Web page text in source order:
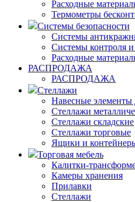
Расходные
Термометры
Системы безопасности
Системы
Системы контроля
Расходные
РАСПРОДАЖА
РАСПРОДАЖА
Стеллажи
Навесные элементы
Стеллажи
Стеллажи складские
Стеллажи торговые
Ящики и
Торговая мебель
Калитки-
Камеры хранения
Прилавки
Стеллажи